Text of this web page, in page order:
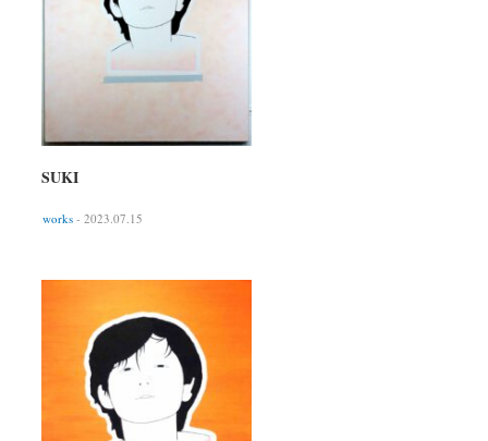
SUKI
works - 2023.07.15